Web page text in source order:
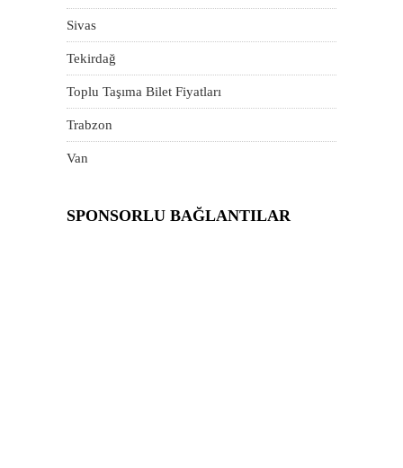
Sivas
Tekirdağ
Toplu Taşıma Bilet Fiyatları
Trabzon
Van
SPONSORLU BAĞLANTILAR